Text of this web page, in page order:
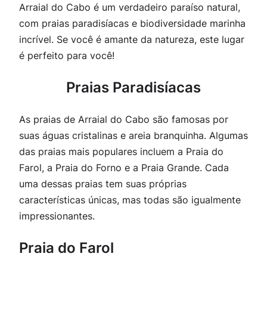
Arraial do Cabo é um verdadeiro paraíso natural,
com praias paradisíacas e biodiversidade marinha
incrível. Se você é amante da natureza, este lugar
é perfeito para você!
Praias Paradisíacas
As praias de Arraial do Cabo são famosas por
suas águas cristalinas e areia branquinha. Algumas
das praias mais populares incluem a Praia do
Farol, a Praia do Forno e a Praia Grande. Cada
uma dessas praias tem suas próprias
características únicas, mas todas são igualmente
impressionantes.
Praia do Farol